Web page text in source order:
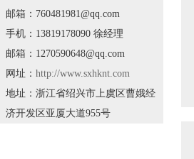
邮箱：760481981@qq.com
手机：13819178090 徐经理
邮箱：1270590648@qq.com
网址： http://www.sxhknt.com
地址：浙江省绍兴市上虞区曹娥经
济开发区亚厦大道955号